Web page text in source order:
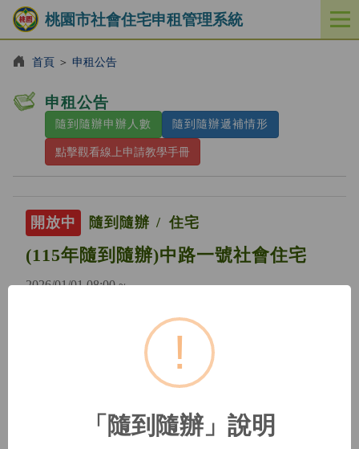
桃園市社會住宅申租管理系統
開
啟
首頁 ＞ 申租公告
申租公告
隨到隨辦申辦人數 隨到隨辦遞補情形
點擊觀看線上申請教學手冊
開放中 隨到隨辦 住宅
(115年隨到隨辦)中路一號社會住宅
2026/01/01 08:00 ~
隨到隨辦 住宅
(115年隨到隨辦)中路二號社會住宅
!
「隨到隨辦」說明